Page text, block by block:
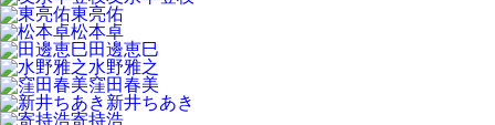
東亮佑
松本卓
田邊恵巳
水野雅之
窪田春美
新井ちあき
寄持浩